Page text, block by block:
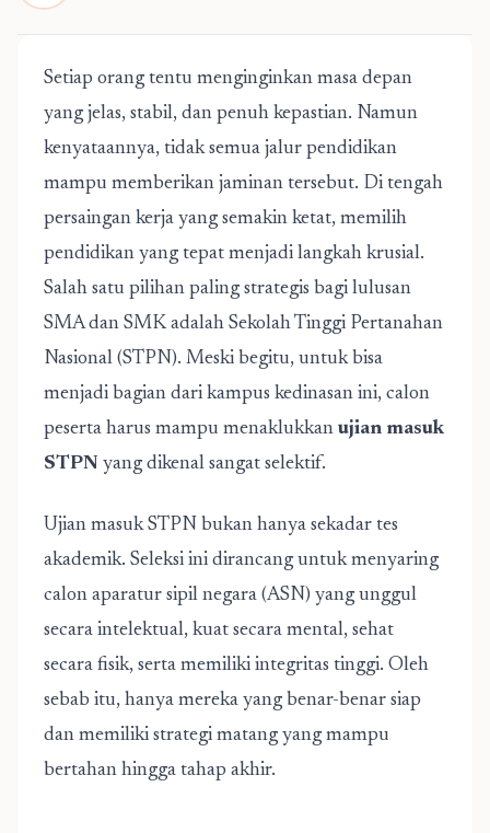
Setiap orang tentu menginginkan masa depan
yang jelas, stabil, dan penuh kepastian. Namun
kenyataannya, tidak semua jalur pendidikan
mampu memberikan jaminan tersebut. Di tengah
persaingan kerja yang semakin ketat, memilih
pendidikan yang tepat menjadi langkah krusial.
Salah satu pilihan paling strategis bagi lulusan
SMA dan SMK adalah Sekolah Tinggi Pertanahan
Nasional (STPN). Meski begitu, untuk bisa
menjadi bagian dari kampus kedinasan ini, calon
peserta harus mampu menaklukkan ujian masuk
STPN yang dikenal sangat selektif.
Ujian masuk STPN bukan hanya sekadar tes
akademik. Seleksi ini dirancang untuk menyaring
calon aparatur sipil negara (ASN) yang unggul
secara intelektual, kuat secara mental, sehat
secara fisik, serta memiliki integritas tinggi. Oleh
sebab itu, hanya mereka yang benar-benar siap
dan memiliki strategi matang yang mampu
bertahan hingga tahap akhir.